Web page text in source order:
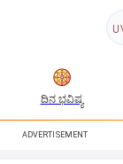
ದಿನ ಭವಿಷ್ಯ
ADVERTISEMENT